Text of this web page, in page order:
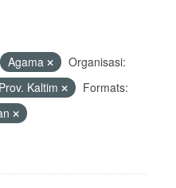
Agama
Organisasi:
Kaltim
Formats: